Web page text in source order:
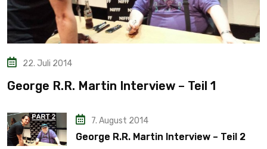
22. Juli 2014
George R.R. Martin Interview – Teil 1
7. August 2014
George R.R. Martin Interview – Teil 2